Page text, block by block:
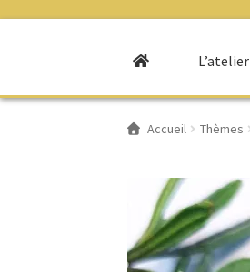
L’atelier
Accueil Thèmes